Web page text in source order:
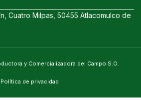
Cuatro Milpas, 50455 Atlacomulco de
y Comercializadora del Campo S.O.
Política de privacidad